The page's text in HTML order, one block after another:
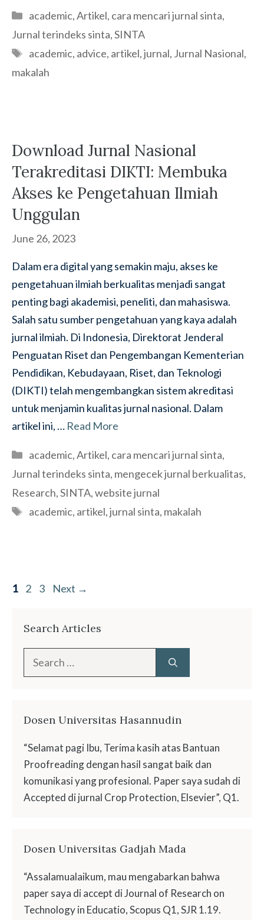
Categories
academic,Artikel, cara mencari jurnal sinta,
Jurnal terindeks sinta,SINTA
Tags
academic, advice, artikel,jurnal, Jurnal Nasional,
makalah
Download Jurnal Nasional
Terakreditasi DIKTI: Membuka
Akses ke Pengetahuan Ilmiah
Unggulan
June 26, 2023
Dalam era digital yang semakin maju, akses ke
pengetahuan ilmiah berkualitas menjadi sangat
penting bagi akademisi, peneliti, dan mahasiswa.
Salah satu sumber pengetahuan yang kaya adalah
jurnal ilmiah. Di Indonesia, Direktorat Jenderal
Penguatan Riset dan Pengembangan Kementerian
Pendidikan, Kebudayaan, Riset, dan Teknologi
(DIKTI) telah mengembangkan sistem akreditasi
untuk menjamin kualitas jurnal nasional. Dalam
artikel ini, … Read More
Categories
academic,Artikel, cara mencari jurnal sinta,
Jurnal terindeks sinta, mengecek jurnal berkualitas,
Research,SINTA,website jurnal
Tags
academic, artikel,jurnal sinta, makalah
Page
1 Page
2 Page
3 Next →
Search Articles
Dosen Universitas Hasannudin
“Selamat pagi Ibu, Terima kasih atas Bantuan
Proofreading dengan hasil sangat baik dan
komunikasi yang profesional. Paper saya sudah di
Accepted di jurnal Crop Protection, Elsevier”, Q1.
Dosen Universitas Gadjah Mada
“Assalamualaikum, mau mengabarkan bahwa
paper saya di accept di Journal of Research on
Technology in Educatio, Scopus Q1, SJR 1.19.